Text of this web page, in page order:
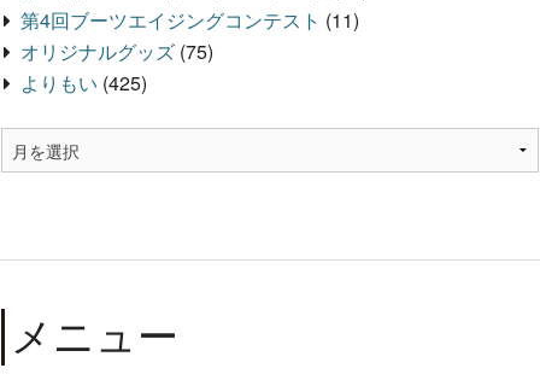
第4回ブーツエイジングコンテスト (11)
オリジナルグッズ (75)
よりもい (425)
メニュー